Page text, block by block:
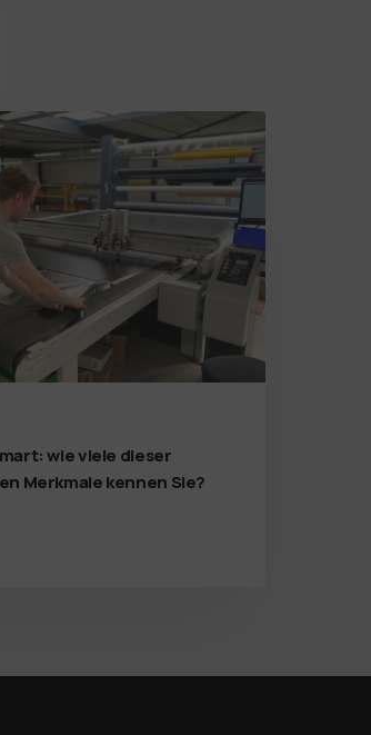
wie viele dieser
Merkmale kennen Sie?